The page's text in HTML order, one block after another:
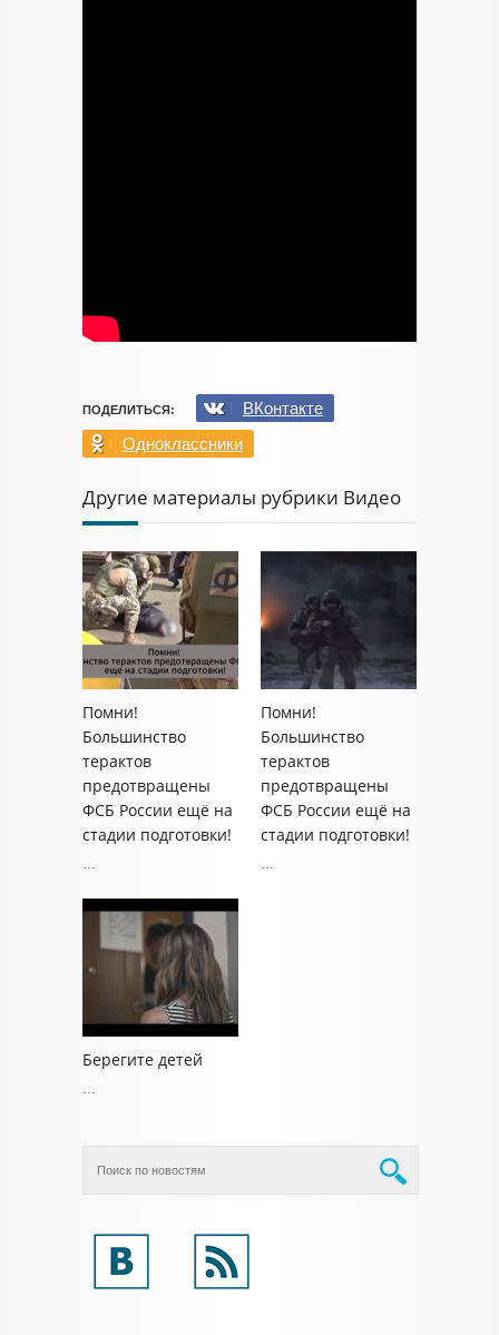
ПОДЕЛИТЬСЯ:
ВКонтакте
Одноклассники
Другие материалы рубрики Видео
Помни!
Большинство
терактов
предотвращены
ФСБ России ещё на
стадии подготовки!
…
Помни!
Большинство
терактов
предотвращены
ФСБ России ещё на
стадии подготовки!
…
Берегите детей
…